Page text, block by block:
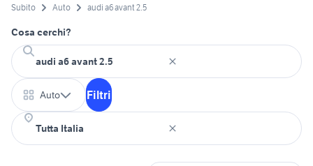
Subito Auto audi a6 avant 2.5
Cosa cerchi?
Auto Filtri